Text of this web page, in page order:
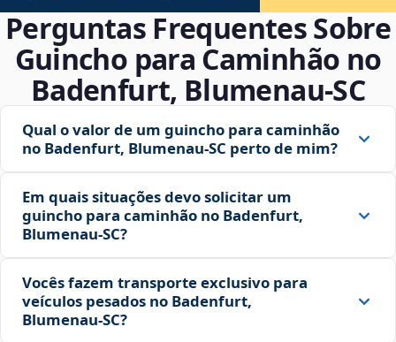
Perguntas Frequentes Sobre
Guincho para Caminhão no
Badenfurt, Blumenau‑SC
Qual o valor de um guincho para caminhão
no Badenfurt, Blumenau‑SC perto de mim?
Em quais situações devo solicitar um
guincho para caminhão no Badenfurt,
Blumenau‑SC?
Vocês fazem transporte exclusivo para
veículos pesados no Badenfurt,
Blumenau‑SC?